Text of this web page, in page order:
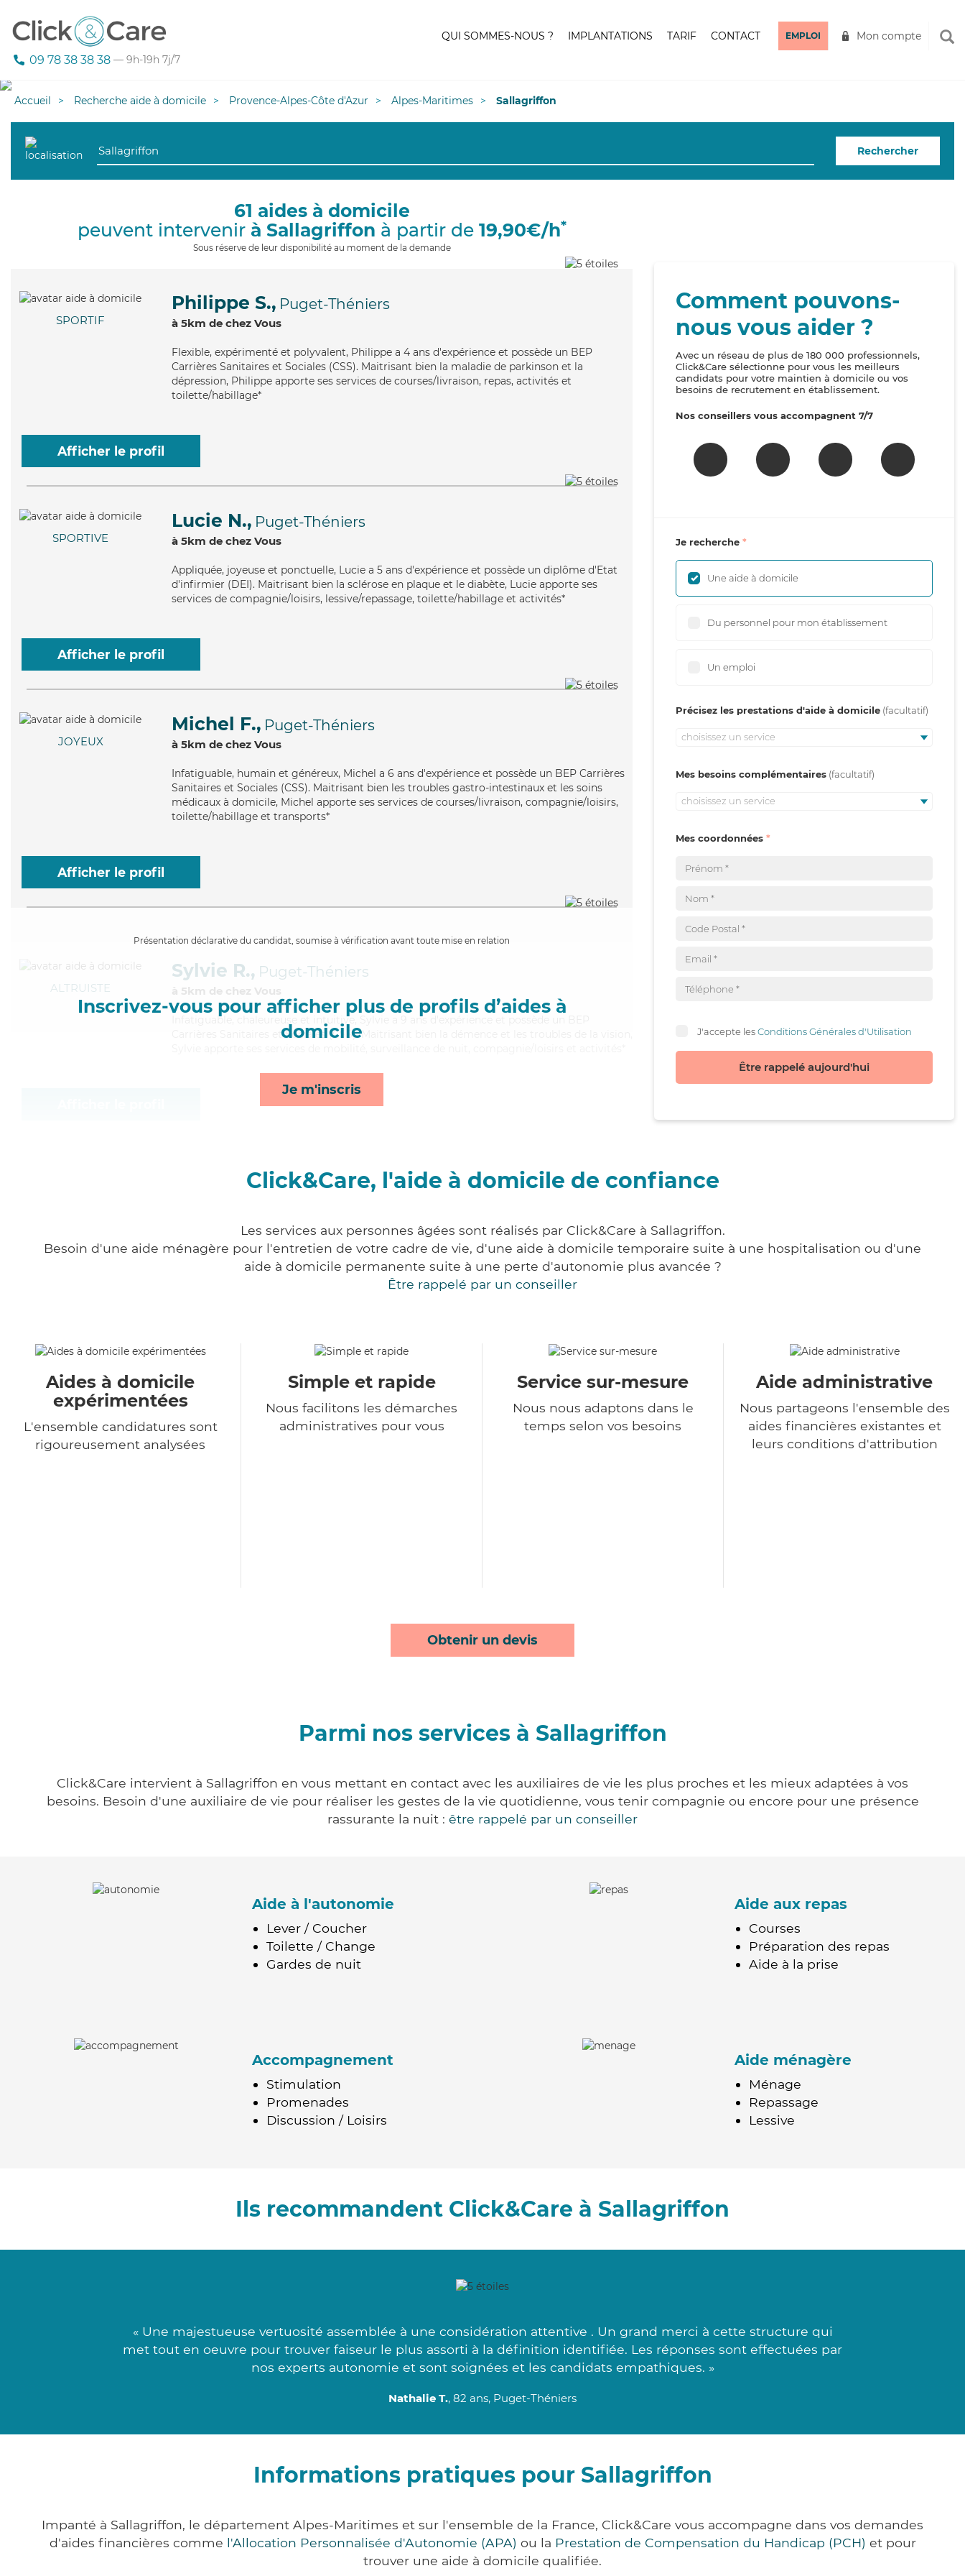
09 78 38 38 38 — 9h-19h 7j/7
QUI SOMMES-NOUS ? IMPLANTATIONS TARIF CONTACT EMPLOI Mon compte
Accueil Recherche aide à domicile Provence-Alpes-Côte d'Azur Alpes-Maritimes Sallagriffon
Rechercher
61 aides à domicile
peuvent intervenir à Sallagriffon à partir de 19,90€/h*
Sous réserve de leur disponibilité au moment de la demande
SPORTIF
Philippe S., Puget-Théniers
à 5km de chez Vous
Flexible, expérimenté et polyvalent, Philippe a 4 ans d'expérience et possède un BEP
Carrières Sanitaires et Sociales (CSS). Maitrisant bien la maladie de parkinson et la
dépression, Philippe apporte ses services de courses/livraison, repas, activités et
toilette/habillage*
Afficher le profil
SPORTIVE
Lucie N., Puget-Théniers
à 5km de chez Vous
Appliquée, joyeuse et ponctuelle, Lucie a 5 ans d'expérience et possède un diplôme d'Etat
d'infirmier (DEI). Maitrisant bien la sclérose en plaque et le diabète, Lucie apporte ses
services de compagnie/loisirs, lessive/repassage, toilette/habillage et activités*
Afficher le profil
JOYEUX
Michel F., Puget-Théniers
à 5km de chez Vous
Infatiguable, humain et généreux, Michel a 6 ans d'expérience et possède un BEP Carrières
Sanitaires et Sociales (CSS). Maitrisant bien les troubles gastro-intestinaux et les soins
médicaux à domicile, Michel apporte ses services de courses/livraison, compagnie/loisirs,
toilette/habillage et transports*
Afficher le profil
Présentation déclarative du candidat, soumise à vérification avant toute mise en relation
Inscrivez-vous pour afficher plus de profils d’aides à
domicile
Je m'inscris
ALTRUISTE
Sylvie R., Puget-Théniers
à 5km de chez Vous
Infatiguable
, chaleureuse et intuitive, Sylvie a 9 ans d'expérience et possède un BEP
Carrières Sanitaires et Sociales (CSS). Maitrisant bien la démence et les troubles de la vision,
Comment pouvons-
nous vous aider ?
Avec un réseau de plus de 180 000 professionnels,
Click&Care sélectionne pour vous les meilleurs
candidats pour votre maintien à domicile ou vos
besoins de recrutement en établissement.
Nos conseillers vous accompagnent 7/7
Je recherche
Une aide à domicile
Du personnel pour mon établissement
Un emploi
Précisez les prestations d'aide à domicile
choisissez un service
Mes besoins complémentaires
choisissez un service
Mes coordonnées
J'accepte lesConditions Générales d'Utilisation
Être rappelé aujourd'hui
Click&Care, l'aide à domicile de confiance
Les services aux personnes âgées sont réalisés par Click&Care à Sallagriffon.
Besoin d'une aide ménagère pour l'entretien de votre cadre de vie, d'une aide à domicile temporaire suite à une hospitalisation ou d'une
aide à domicile permanente suite à une perte d'autonomie plus avancée ?
Être rappelé par un conseiller
Aides à domicile
expérimentées
L'ensemble candidatures sont
rigoureusement analysées
Simple et rapide
Nous facilitons les démarches
administratives pour vous
Service sur-mesure
Nous nous adaptons dans le
temps selon vos besoins
Aide administrative
Nous partageons l'ensemble des
aides financières existantes et
leurs conditions d'attribution
Obtenir un devis
Parmi nos services à Sallagriffon
Click&Care intervient à Sallagriffon en vous mettant en contact avec les auxiliaires de vie les plus proches et les mieux adaptées à vos
besoins. Besoin d'une auxiliaire de vie pour réaliser les gestes de la vie quotidienne, vous tenir compagnie ou encore pour une présence
rassurante la nuit : être rappelé par un conseiller
Aide à l'autonomie
Lever / Coucher
Toilette / Change
Gardes de nuit
Aide aux repas
Courses
Préparation des repas
Aide à la prise
Accompagnement
Stimulation
Promenades
Discussion / Loisirs
Aide ménagère
Ménage
Repassage
Lessive
Ils recommandent Click&Care à Sallagriffon
« Une majestueuse vertuosité assemblée à une considération attentive . Un grand merci à cette structure qui
met tout en oeuvre pour trouver faiseur le plus assorti à la définition identifiée. Les réponses sont effectuées par
nos experts autonomie et sont soignées et les candidats empathiques. »
Nathalie T., 82 ans, Puget-Théniers
Informations pratiques pour Sallagriffon
Impanté à Sallagriffon, le département Alpes-Maritimes et sur l'ensemble de la France, Click&Care vous accompagne dans vos demandes
d'aides financières comme l'Allocation Personnalisée d'Autonomie (APA) ou la Prestation de Compensation du Handicap (PCH) et pour
trouver une aide à domicile qualifiée.